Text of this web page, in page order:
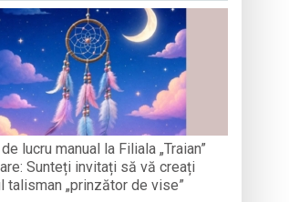
septembrie
MARMAȚIEI
lucru manual la Filiala „Traian”
Sunteți invitați să vă creați
talisman „prinzător de vise”